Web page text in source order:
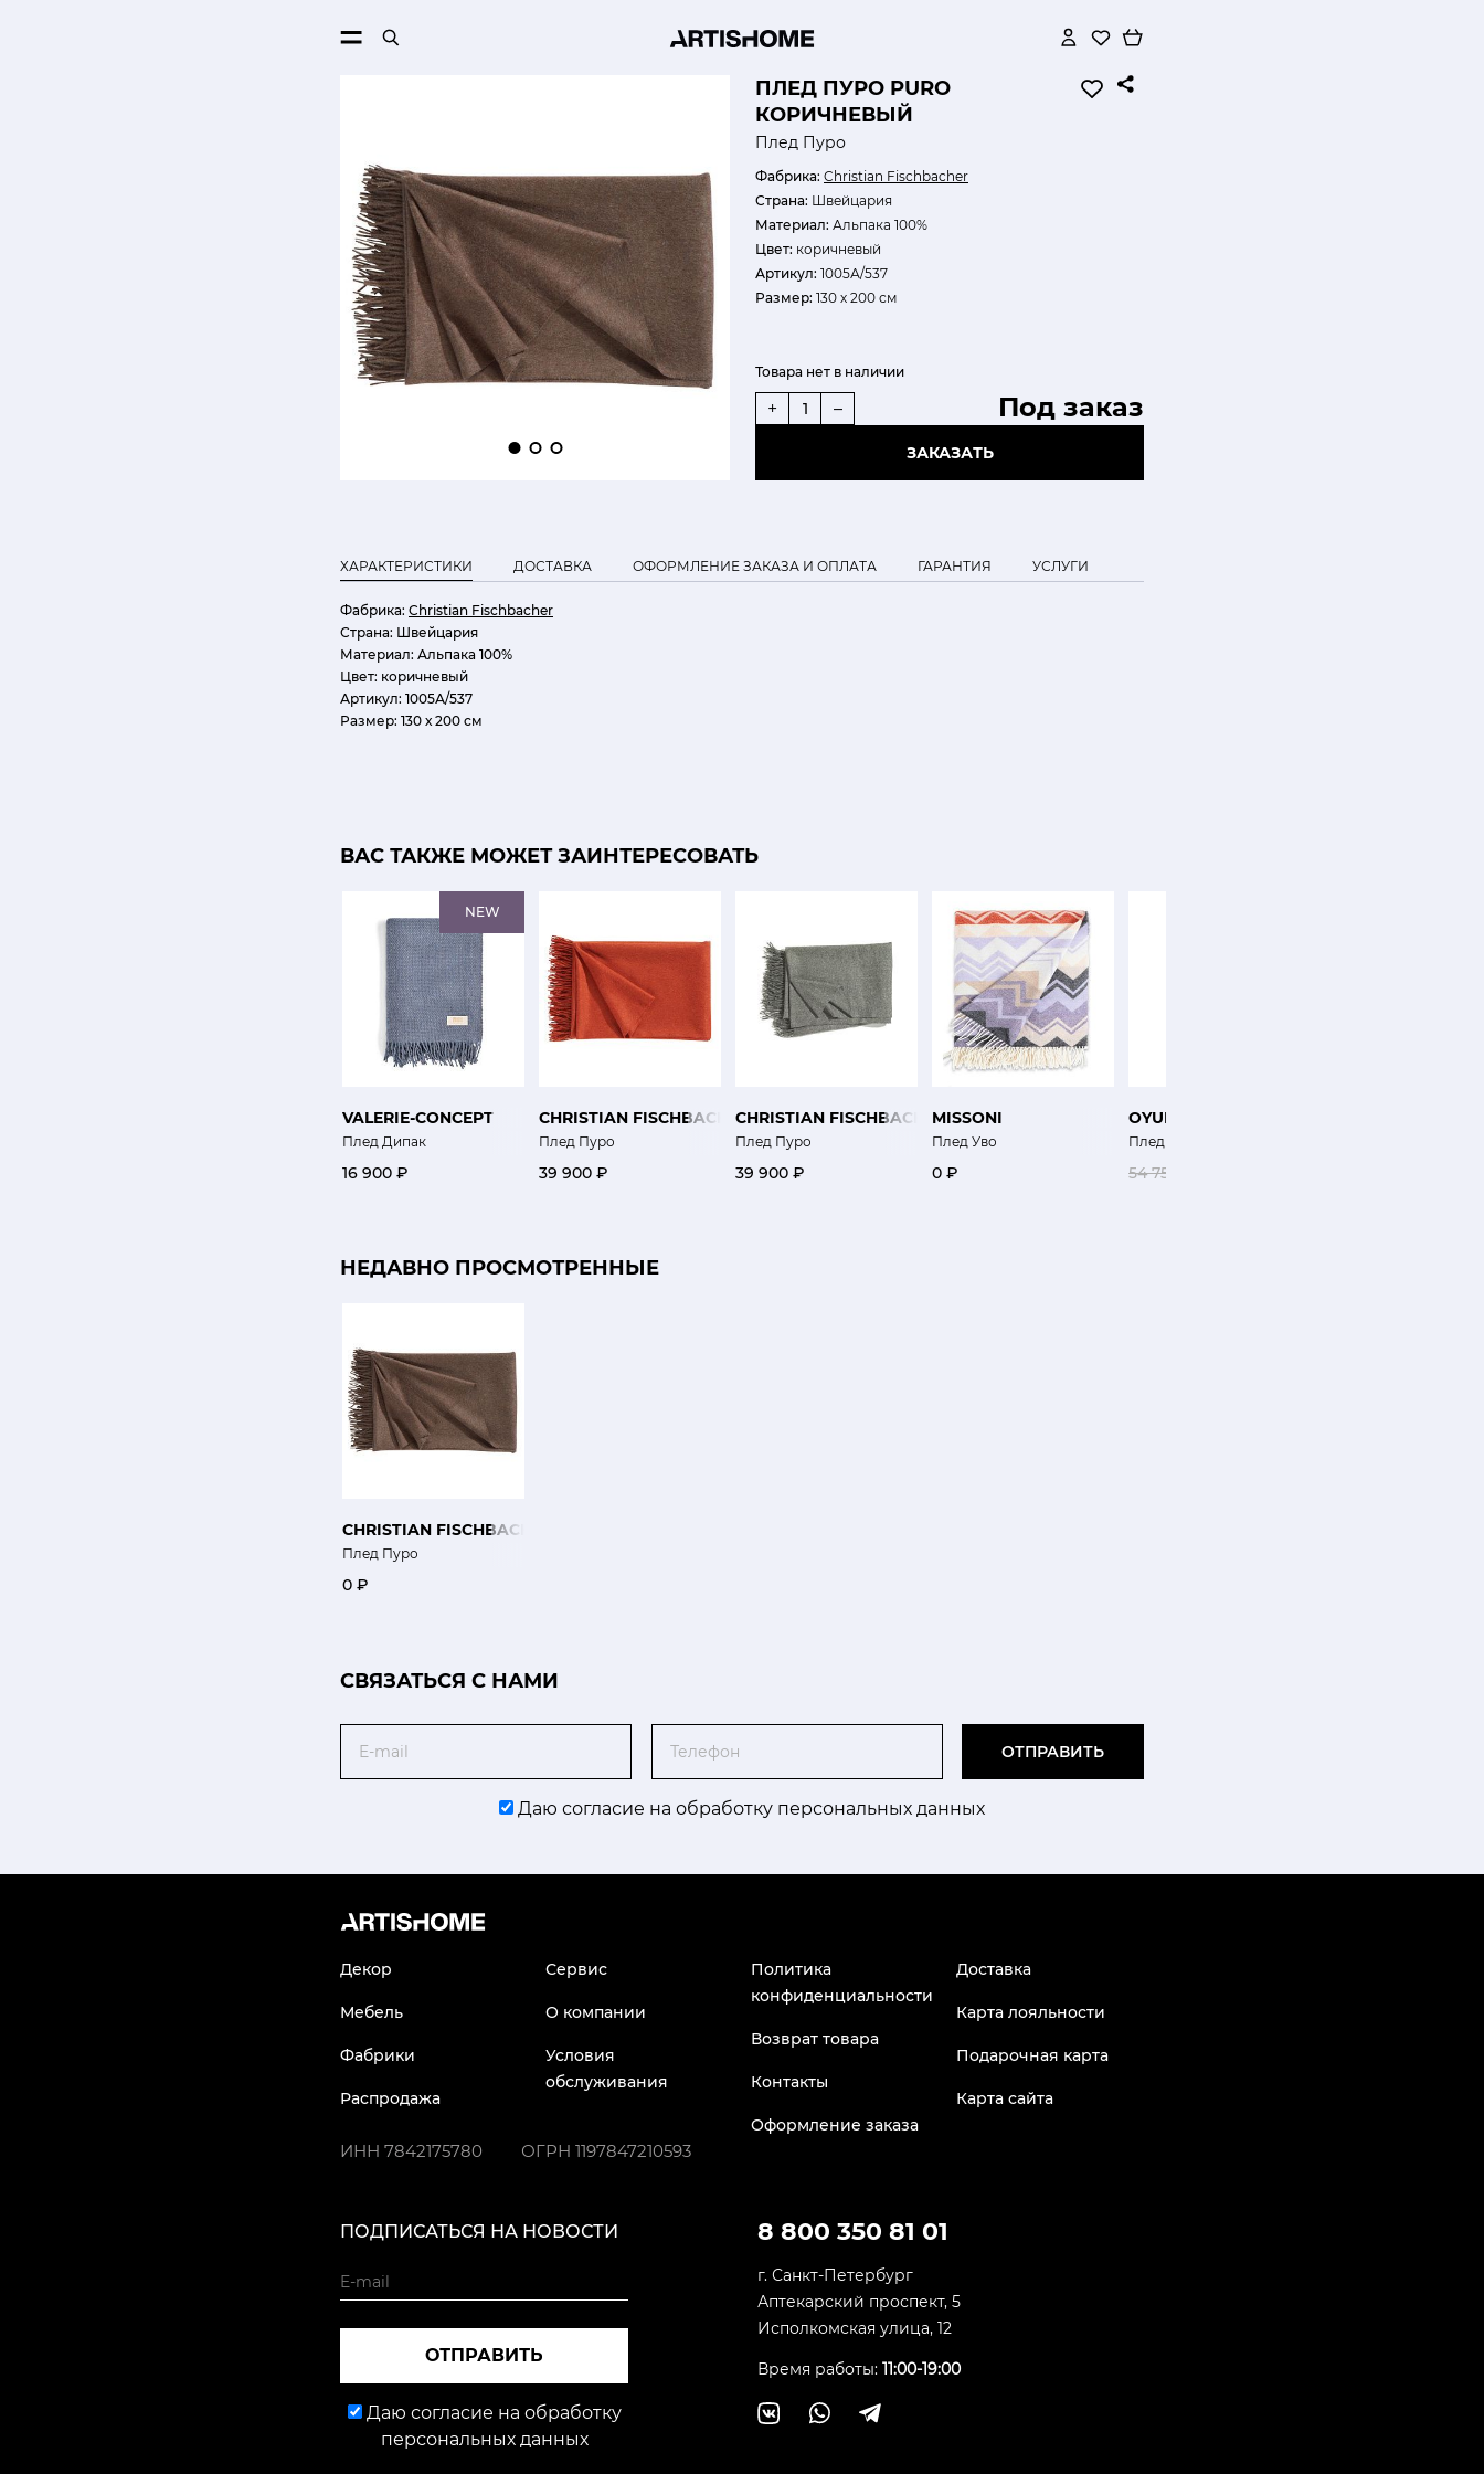
ПЛЕД ПУРО PURO
КОРИЧНЕВЫЙ
Плед Пуро
Фабрика: Christian Fischbacher
Страна: Швейцария
Материал: Альпака 100%
Цвет: коричневый
Артикул: 1005А/537
Размер: 130 х 200 см
Товара нет в наличии
Под заказ
+ –
ЗАКАЗАТЬ
ХАРАКТЕРИСТИКИ ДОСТАВКА ОФОРМЛЕНИЕ ЗАКАЗА И ОПЛАТА ГАРАНТИЯ УСЛУГИ
Фабрика: Christian Fischbacher
Страна: Швейцария
Материал: Альпака 100%
Цвет: коричневый
Артикул: 1005А/537
Размер: 130 х 200 см
ВАС ТАКЖЕ МОЖЕТ ЗАИНТЕРЕСОВАТЬ
NEW
VALERIE-CONCEPT
Плед Дипак
16 900 ₽
CHRISTIAN FISCHBACHER
Плед Пуро
39 900 ₽
CHRISTIAN FISCHBACHER
Плед Пуро
39 900 ₽
MISSONI
Плед Уво
0 ₽
OYUNA
Плед Бриз
54 750 ₽
НЕДАВНО ПРОСМОТРЕННЫЕ
CHRISTIAN FISCHBACHER
Плед Пуро
0 ₽
CВЯЗАТЬСЯ С НАМИ
ОТПРАВИТЬ
Даю согласие на обработку персональных данных
Декор
Мебель
Фабрики
Распродажа
Сервис
О компании
Условия
обслуживания
Политика
конфиденциальности
Возврат товара
Контакты
Оформление заказа
Доставка
Карта лояльности
Подарочная карта
Карта сайта
ИНН 7842175780 ОГРН 1197847210593
8 800 350 81 01
г. Санкт-Петербург
Аптекарский проспект, 5
Исполкомская улица, 12
Время работы: 11:00-19:00
ПОДПИСАТЬСЯ НА НОВОСТИ
ОТПРАВИТЬ
Даю согласие на обработку
персональных данных